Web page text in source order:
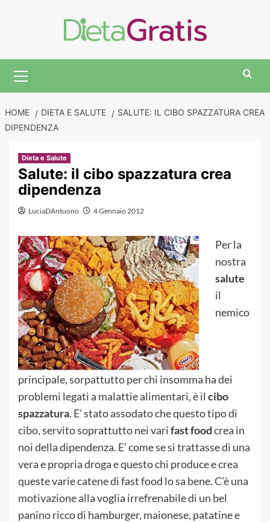
Menu
HOME DIETA E SALUTE
SALUTE: IL CIBO SPAZZATURA CREA
DIPENDENZA
Dieta e Salute
Salute: il cibo spazzatura crea
dipendenza
LuciaDAntuono 4 Gennaio 2012
Per la
nostra
salute
il
nemico
principale, sorpattutto per chi insomma ha dei
problemi legati a malattie alimentari, è il cibo
spazzatura. E’ stato assodato che questo tipo di
cibo, servito soprattutto nei varifast foodcrea in
noi della dipendenza. E’ come se si trattasse di una
vera e propria droga e questo chi produce e crea
queste varie catene di fast food lo sa bene. C’è una
motivazione alla voglia irrefrenabile di un bel
panino ricco di hamburger, maionese, patatine e